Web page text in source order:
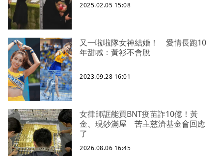
2025.02.05 15:08
又一啦啦隊女神結婚！ 愛情長跑10
年甜喊：黃衫不會脫
2023.09.28 16:01
女律師誆能買BNT疫苗詐10億！黃
金、現鈔滿屋 苦主慈濟基金會回應
了
2026.08.06 16:45